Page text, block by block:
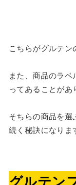
こちらがグルテン
また、商品のラベ
ってあることがあ
そちらの商品を
続く秘訣になりま
グルテン